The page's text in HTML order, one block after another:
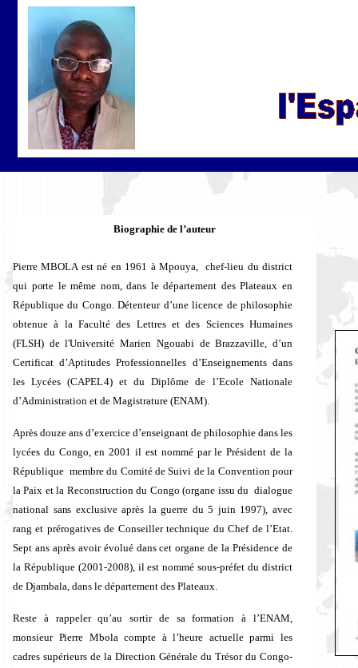
Biographie de l’auteur
Pierre MBOLA est né en 1961 à Mpouya, chef-lieu du district
qui porte le même nom, dans le département des Plateaux en
République du Congo. Détenteur d’une licence de philosophie
obtenue à la Faculté des Lettres et des Sciences Humaines
(FLSH) de l'Université Marien Ngouabi de Brazzaville, d’un
Certificat d’Aptitudes Professionnelles d’Enseignements dans
les Lycées (CAPEL4) et du Diplôme de l’Ecole Nationale
d’Administration et de Magistrature (ENAM).
Après douze ans d’exercice d’enseignant de philosophie dans les
lycées du Congo, en 2001 il est nommé par le Président de la
République membre du Comité de Suivi de la Convention pour
la Paix et la Reconstruction du Congo (organe issu du dialogue
national sans exclusive après la guerre du 5 juin 1997), avec
rang et prérogatives de Conseiller technique du Chef de l’Etat.
Sept ans après avoir évolué dans cet organe de la Présidence de
la République (2001-2008), il est nommé sous-préfet du district
de Djambala, dans le département des Plateaux.
Reste à rappeler qu’au sortir de sa formation à l’ENAM,
monsieur Pierre Mbola compte à l’heure actuelle parmi les
cadres supérieurs de la Direction Générale du Trésor du Congo-